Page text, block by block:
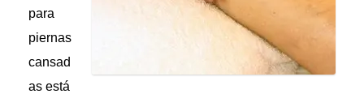
para
piernas
cansad
as está